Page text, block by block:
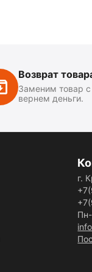
Возврат
Заменим товар
вернем деньги.
г.